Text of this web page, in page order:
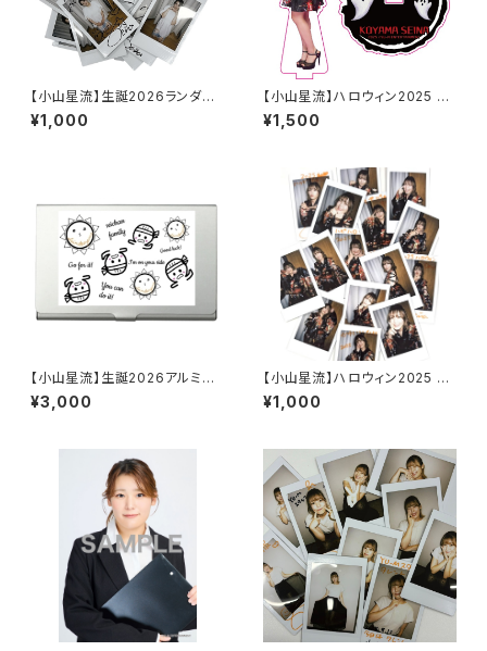
【小山星流】生誕2026ランダム
チェキ
¥1,000
【小山星流】ハロウィン2025 ア
クリルスタンドキーホルダー
¥1,500
【小山星流】生誕2026アルミ名
刺ケース
¥3,000
【小山星流】ハロウィン2025 ラ
ンダムチェキ
¥1,000